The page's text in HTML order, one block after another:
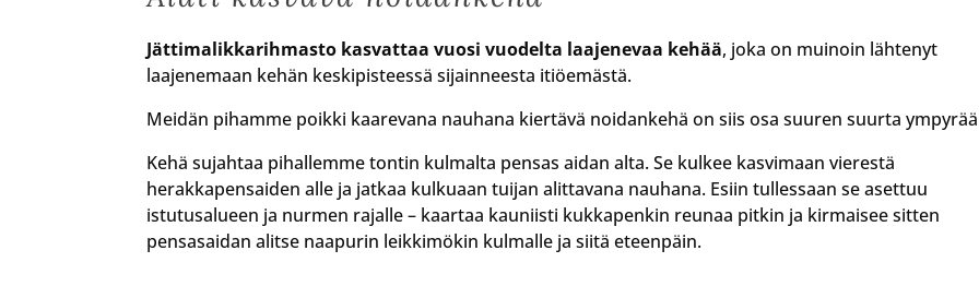
Jättimalikkarihmasto kasvattaa vuosi vuodelta laajenevaa kehää, joka on muinoin lähtenyt
laajenemaan kehän keskipisteessä sijainneesta itiöemästä.
Meidän pihamme poikki kaarevana nauhana kiertävä noidankehä on siis osa suuren suurta
Kehä sujahtaa pihallemme tontin kulmalta pensas aidan alta. Se kulkee kasvimaan vierestä
herakkapensaiden alle ja jatkaa kulkuaan tuijan alittavana nauhana. Esiin tullessaan se asettuu
istutusalueen ja nurmen rajalle – kaartaa kauniisti kukkapenkin reunaa pitkin ja kirmaisee sitten
pensasaidan alitse naapurin leikkimökin kulmalle ja siitä eteenpäin.